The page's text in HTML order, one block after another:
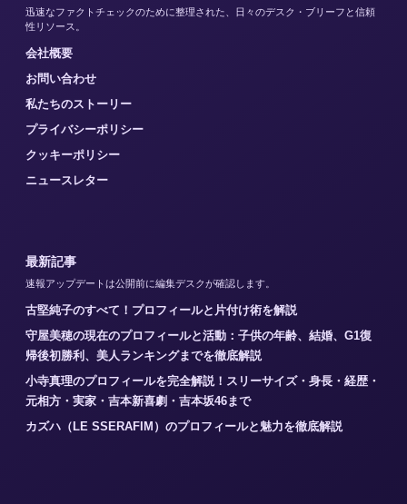
迅速なファクトチェックのために整理された、日々のデスク・ブリーフと信頼
性リソース。
会社概要
お問い合わせ
私たちのストーリー
プライバシーポリシー
クッキーポリシー
ニュースレター
最新記事
速報アップデートは公開前に編集デスクが確認します。
古堅純子のすべて！プロフィールと片付け術を解説
守屋美穂の現在のプロフィールと活動：子供の年齢、結婚、G1復
帰後初勝利、美人ランキングまでを徹底解説
小寺真理のプロフィールを完全解説！スリーサイズ・身長・経歴・
元相方・実家・吉本新喜劇・吉本坂46まで
カズハ（LE SSERAFIM）のプロフィールと魅力を徹底解説